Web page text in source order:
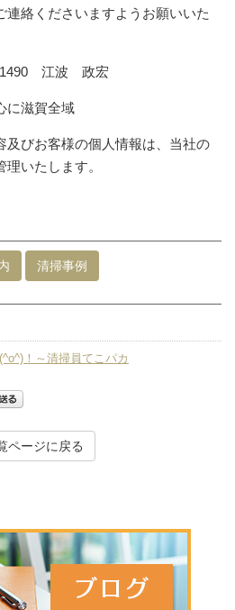
連絡くださいますようお願いいた
1490 江波 政宏
に滋賀全域
及びお客様の個人情報は、当社の
いたします。
清掃事例
！～清掃員てこパカ
ページに戻る